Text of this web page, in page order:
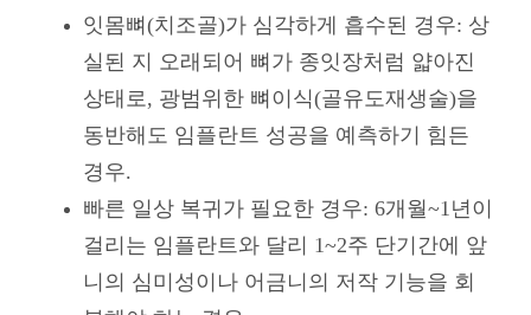
잇몸뼈(치조골)가 심각하게 흡수된 경우: 상
실된 지 오래되어 뼈가 종잇장처럼 얇아진
상태로, 광범위한 뼈이식(골유도재생술)을
동반해도 임플란트 성공을 예측하기 힘든
경우.
빠른 일상 복귀가 필요한 경우: 6개월~1년이
걸리는 임플란트와 달리 1~2주 단기간에 앞
니의 심미성이나 어금니의 저작 기능을 회